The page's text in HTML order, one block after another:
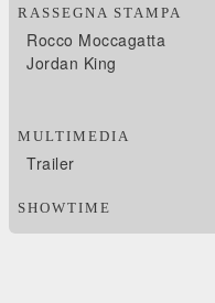
RASSEGNA STAMPA
Rocco Moccagatta
Jordan King
MULTIMEDIA
Trailer
SHOWTIME